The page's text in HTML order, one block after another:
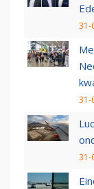
31-
31-
31-